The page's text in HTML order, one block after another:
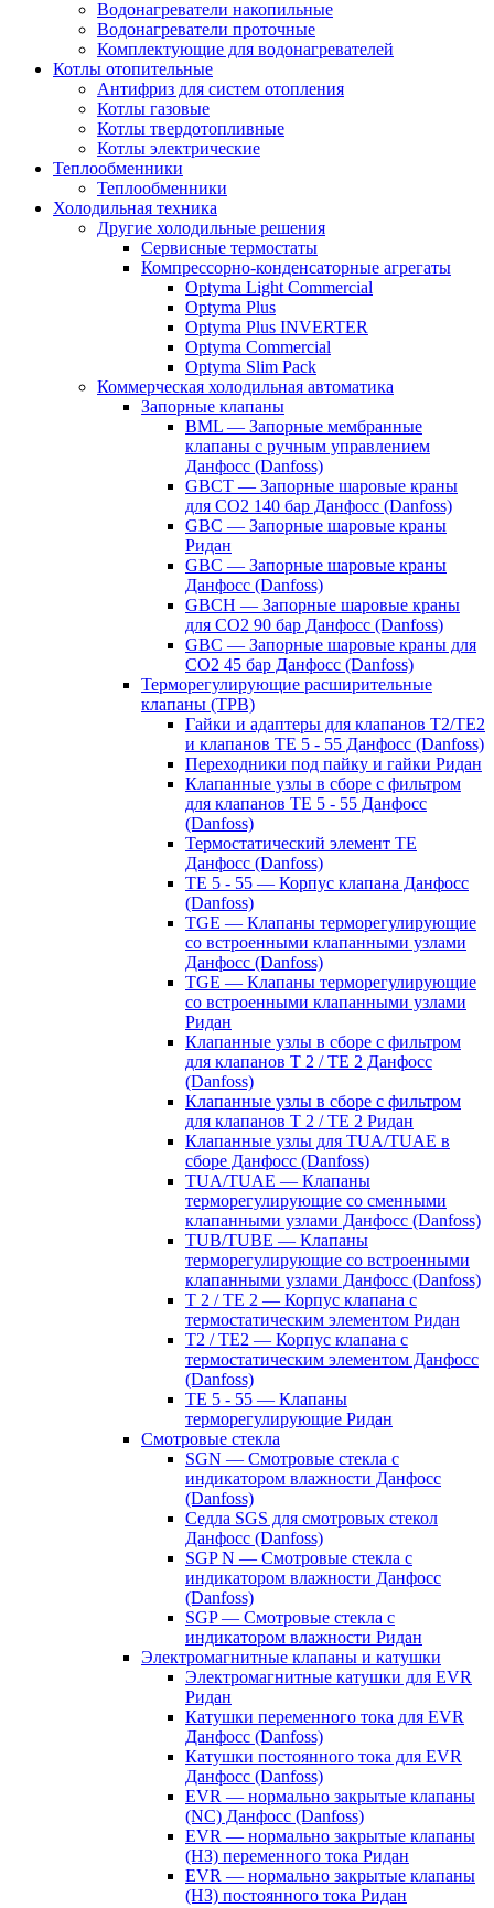
Водонагреватели накопильные
Водонагреватели проточные
Комплектующие для водонагревателей
Котлы отопительные
Антифриз для систем отопления
Котлы газовые
Котлы твердотопливные
Котлы электрические
Теплообменники
Теплообменники
Холодильная техника
Другие холодильные решения
Сервисные термостаты
Компрессорно-конденсаторные агрегаты
Optyma Light Commercial
Optyma Plus
Optyma Plus INVERTER
Optyma Commercial
Optyma Slim Pack
Коммерческая холодильная автоматика
Запорные клапаны
BML — Запорные мембранные
клапаны с ручным управлением
Данфосс (Danfoss)
GBCT — Запорные шаровые краны
для CO2 140 бар Данфосс (Danfoss)
GBC — Запорные шаровые краны
Ридан
GBC — Запорные шаровые краны
Данфосс (Danfoss)
GBCH — Запорные шаровые краны
для CO2 90 бар Данфосс (Danfoss)
GBC — Запорные шаровые краны для
CO2 45 бар Данфосс (Danfoss)
Терморегулирующие расширительные
клапаны (ТРВ)
Гайки и адаптеры для клапанов T2/TE2
и клапанов TE 5 - 55 Данфосс (Danfoss)
Переходники под пайку и гайки Ридан
Клапанные узлы в сборе с фильтром
для клапанов TE 5 - 55 Данфосс
(Danfoss)
Термостатический элемент TE
Данфосс (Danfoss)
TE 5 - 55 — Корпус клапана Данфосс
(Danfoss)
TGE — Клапаны терморегулирующие
со встроенными клапанными узлами
Данфосс (Danfoss)
TGE — Клапаны терморегулирующие
со встроенными клапанными узлами
Ридан
Клапанные узлы в сборе с фильтром
для клапанов T 2 / TE 2 Данфосс
(Danfoss)
Клапанные узлы в сборе с фильтром
для клапанов T 2 / TE 2 Ридан
Клапанные узлы для TUA/TUAE в
сборе Данфосс (Danfoss)
TUA/TUAE — Клапаны
терморегулирующие со сменными
клапанными узлами Данфосс (Danfoss)
TUB/TUBE — Клапаны
терморегулирующие со встроенными
клапанными узлами Данфосс (Danfoss)
T 2 / TE 2 — Корпус клапана с
термостатическим элементом Ридан
T2 / TE2 — Корпус клапана с
термостатическим элементом Данфосс
(Danfoss)
TE 5 - 55 — Клапаны
терморегулирующие Ридан
Смотровые стекла
SGN — Смотровые стекла с
индикатором влажности Данфосс
(Danfoss)
Седла SGS для смотровых стекол
Данфосс (Danfoss)
SGP N — Смотровые стекла с
индикатором влажности Данфосс
(Danfoss)
SGP — Смотровые стекла с
индикатором влажности Ридан
Электромагнитные клапаны и катушки
Электромагнитные катушки для EVR
Ридан
Катушки переменного тока для EVR
Данфосс (Danfoss)
Катушки постоянного тока для EVR
Данфосс (Danfoss)
EVR — нормально закрытые клапаны
(NC) Данфосс (Danfoss)
EVR — нормально закрытые клапаны
(НЗ) переменного тока Ридан
EVR — нормально закрытые клапаны
(НЗ) постоянного тока Ридан